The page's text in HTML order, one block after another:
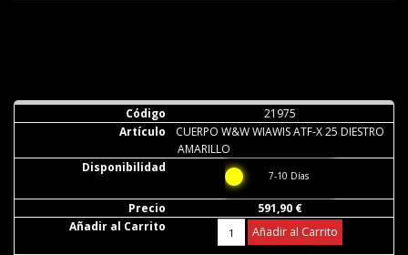
21975
CUERPO W&W WIAWIS ATF-X 25 DIESTRO
AMARILLO
7-10 Días
591,90 €
Añadir al Carrito